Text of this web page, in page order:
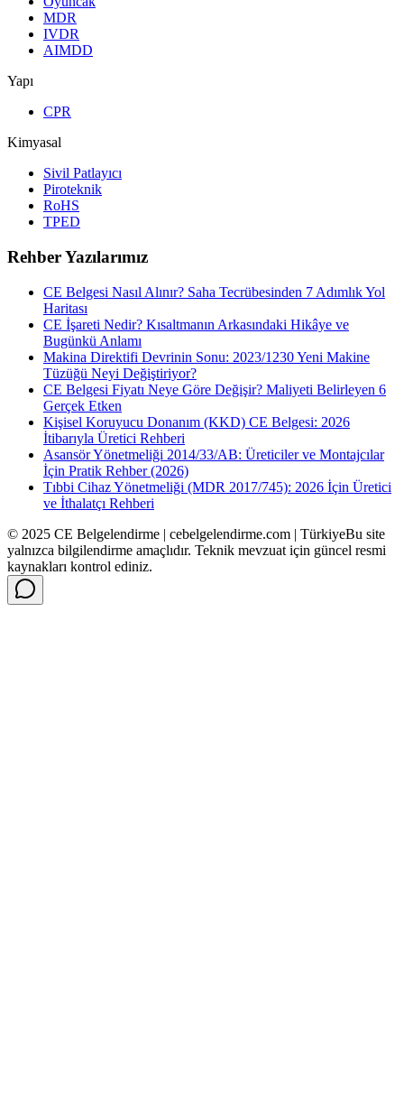
MDR
IVDR
AIMDD
Yapı
CPR
Kimyasal
Sivil Patlayıcı
Piroteknik
RoHS
TPED
Rehber Yazılarımız
CE Belgesi Nasıl Alınır? Saha Tecrübesinden 7 Adımlık Yol
Haritası
CE İşareti Nedir? Kısaltmanın Arkasındaki Hikâye ve
Bugünkü Anlamı
Makina Direktifi Devrinin Sonu: 2023/1230 Yeni Makine
Tüzüğü Neyi Değiştiriyor?
CE Belgesi Fiyatı Neye Göre Değişir? Maliyeti Belirleyen 6
Gerçek Etken
Kişisel Koruyucu Donanım (KKD) CE Belgesi: 2026
İtibarıyla Üretici Rehberi
Asansör Yönetmeliği 2014/33/AB: Üreticiler ve Montajcılar
İçin Pratik Rehber (2026)
Tıbbi Cihaz Yönetmeliği (MDR 2017/745): 2026 İçin Üretici
ve İthalatçı Rehberi
© 2025 CE Belgelendirme | cebelgelendirme.com | TürkiyeBu site
yalnızca bilgilendirme amaçlıdır. Teknik mevzuat için güncel resmi
kaynakları kontrol ediniz.